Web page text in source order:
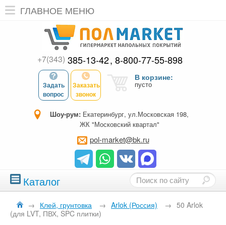
ГЛАВНОЕ МЕНЮ
+7(343) 385-13-42 8-800-77-55-898
Задать
вопрос
Заказать
звонок
В корзине:
пусто
Шоу-рум: Екатеринбург, ул.Московская 198,
ЖК "Московский квартал"
pol-market@bk.ru
Каталог
→ Клей, грунтовка → Arlok (Россия) → 50 Arlok
(для LVT, ПВХ, SPC плитки)